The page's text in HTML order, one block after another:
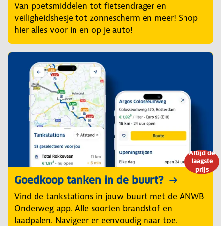
Van poetsmiddelen tot fietsendrager en
veiligheidshesje tot zonnescherm en meer! Shop
hier alles voor in en op je auto!
Altijd de
laagste
prijs
Goedkoop tanken in de buurt?
Vind de tankstations in jouw buurt met de ANWB
Onderweg app. Alle soorten brandstof en
laadpalen. Navigeer er eenvoudig naar toe.